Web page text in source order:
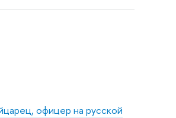
офицер на русской